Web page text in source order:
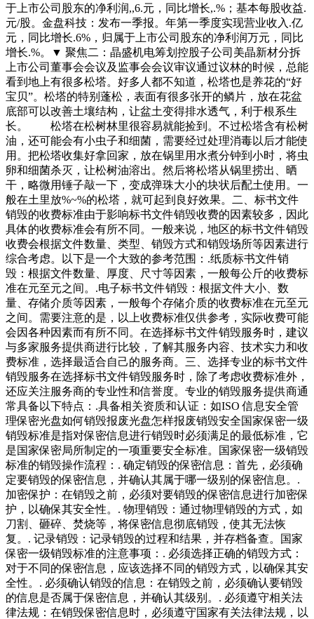
于上市公司股东的净利润,,6.元，同比增长,.%；基本每股收益.
元/股。金盘科技：发布一季报。年第一季度实现营业收入.亿
元，同比增长.6%，归属于上市公司股东的净利润万元，同比
增长.%。▼ 聚焦二：晶盛机电筹划控股子公司美晶新材分拆
上市公司董事会会议及监事会会议审议通过议林的时候，总能
看到地上有很多松塔。好多人都不知道，松塔也是养花的“好
宝贝”。松塔的特别蓬松，表面有很多张开的鳞片，放在花盆
底部可以改善土壤结构，让盆土变得排水透气，利于根系生
长。 松塔在松树林里很容易就能捡到。不过松塔含有松树
油，还可能会有小虫子和细菌，需要经过处理消毒以后才能使
用。把松塔收集好拿回家，放在锅里用水煮分钟到小时，将虫
卵和细菌杀灭，让松树油溶出。然后将松塔从锅里捞出、晒
干，略微用锤子敲一下，变成弹珠大小的块状后配土使用。一
般在土里放%~%的松塔，就可起到良好效果。二、标书文件
销毁的收费标准由于影响标书文件销毁收费的因素较多，因此
具体的收费标准会有所不同。一般来说，地区的标书文件销毁
收费会根据文件数量、类型、销毁方式和销毁场所等因素进行
综合考虑。以下是一个大致的参考范围：.纸质标书文件销
毁：根据文件数量、厚度、尺寸等因素，一般每公斤的收费标
准在元至元之间。.电子标书文件销毁：根据文件大小、数
量、存储介质等因素，一般每个存储介质的收费标准在元至元
之间。需要注意的是，以上收费标准仅供参考，实际收费可能
会因各种因素而有所不同。在选择标书文件销毁服务时，建议
与多家服务提供商进行比较，了解其服务内容、技术实力和收
费标准，选择最适合自己的服务商。三、选择专业的标书文件
销毁服务在选择标书文件销毁服务时，除了考虑收费标准外，
还应关注服务商的专业性和信誉度。专业的销毁服务提供商通
常具备以下特点：.具备相关资质和认证：如ISO 信息安全管
理保密光盘如何销毁报废光盘怎样报废销毁安全国家保密一级
销毁标准是指对保密信息进行销毁时必须满足的最低标准，它
是国家保密局所制定的一项重要安全标准。国家保密一级销毁
标准的销毁操作流程：. 确定销毁的保密信息：首先，必须确
定要销毁的保密信息，并确认其属于哪一级别的保密信息。.
加密保护：在销毁之前，必须对要销毁的保密信息进行加密保
护，以确保其安全性。. 物理销毁：通过物理销毁的方式，如
刀割、砸碎、焚烧等，将保密信息彻底销毁，使其无法恢
复。. 记录销毁：记录销毁的过程和结果，并存档备查。国家
保密一级销毁标准的注意事项：. 必须选择正确的销毁方式：
对于不同的保密信息，应该选择不同的销毁方式，以确保其安
全性。. 必须确认销毁的信息：在销毁之前，必须确认要销毁
的信息是否属于保密信息，并确认其级别。. 必须遵守相关法
律法规：在销毁保密信息时，必须遵守国家有关法律法规，以